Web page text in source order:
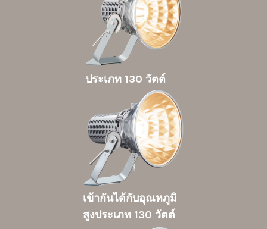
ประเภท 130 วัตต์
เข้ากันได้กับอุณหภูมิ
สูงประเภท 130 วัตต์